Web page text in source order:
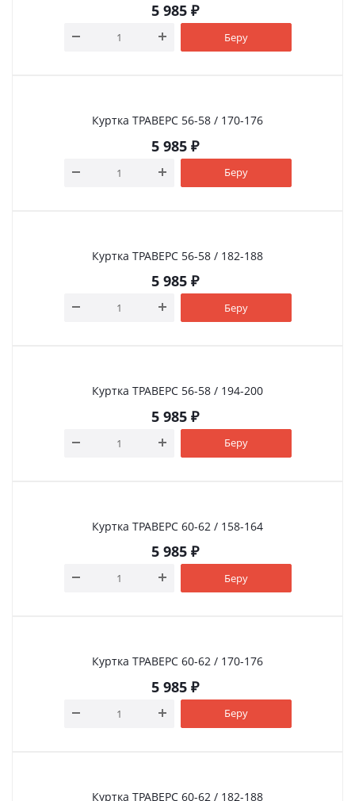
5 985₽
Беру
Куртка ТРАВЕРС 56-58 / 170-176
5 985₽
Беру
Куртка ТРАВЕРС 56-58 / 182-188
5 985₽
Беру
Куртка ТРАВЕРС 56-58 / 194-200
5 985₽
Беру
Куртка ТРАВЕРС 60-62 / 158-164
5 985₽
Беру
Куртка ТРАВЕРС 60-62 / 170-176
5 985₽
Беру
Куртка ТРАВЕРС 60-62 / 182-188